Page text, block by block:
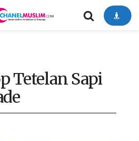
Tetelan Sapi